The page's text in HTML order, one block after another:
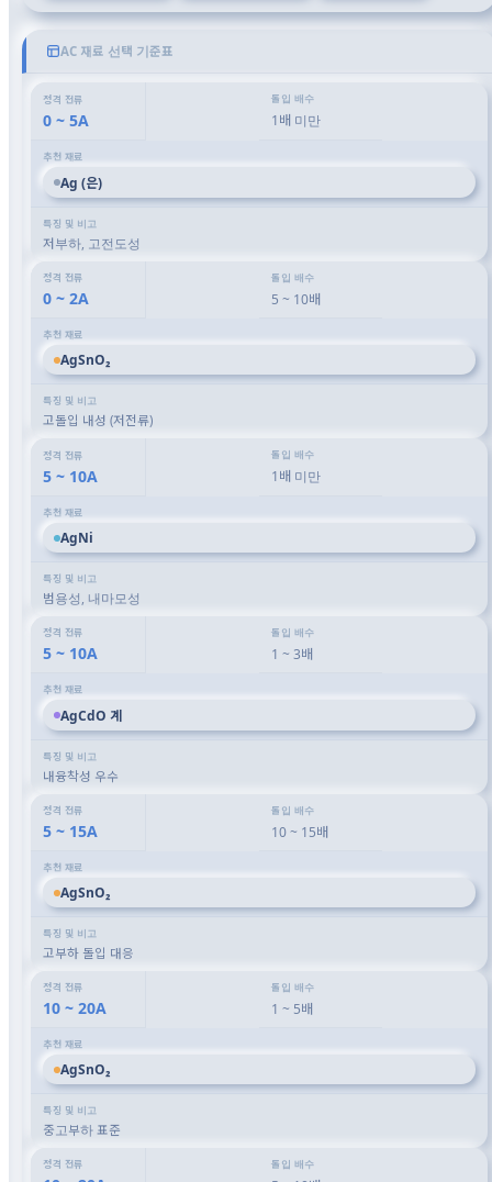
AC 재료 선택 기준표
0 ~ 5A 1배 미만
Ag (은)
저부하, 고전도성
0 ~ 2A 5 ~ 10배
AgSnO₂
고돌입 내성 (저전류)
5 ~ 10A 1배 미만
AgNi
범용성, 내마모성
5 ~ 10A 1 ~ 3배
AgCdO 계
내융착성 우수
5 ~ 15A 10 ~ 15배
AgSnO₂
고부하 돌입 대응
10 ~ 20A 1 ~ 5배
AgSnO₂
중고부하 표준